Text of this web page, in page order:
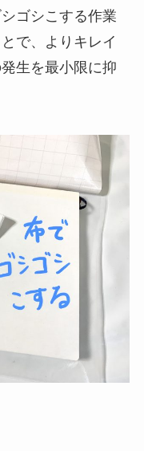
ゴシこする作業
で、よりキレイ
生を最小限に抑